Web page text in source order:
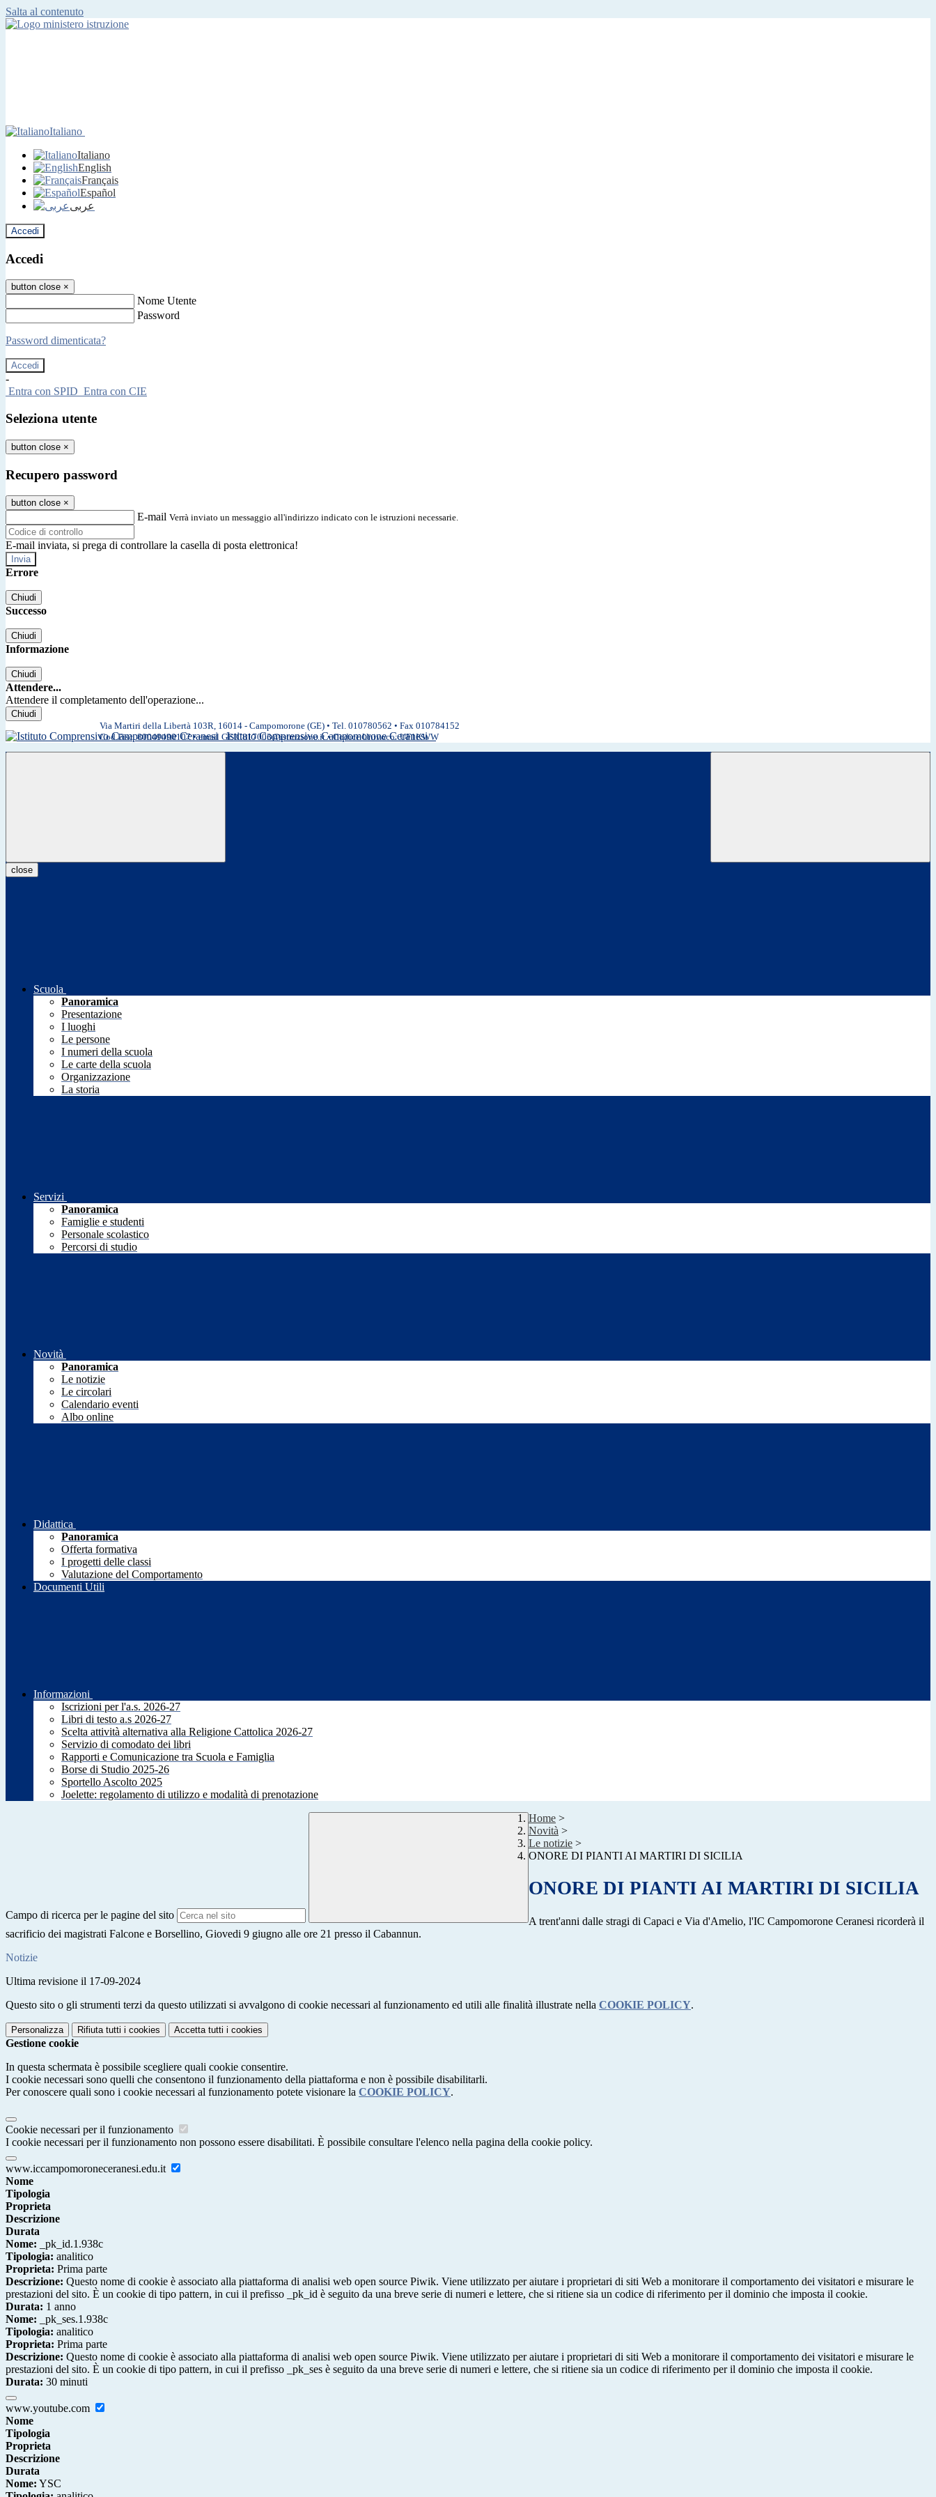
Salta al contenuto
Italiano
Italiano
English
Français
Español
عربى
Accedi
Accedi
button close ×
Nome Utente
Password
Password dimenticata?
-
Entra con SPID Entra con CIE
Seleziona utente
button close ×
Recupero password
button close ×
E-mail Verrà inviato un messaggio all'indirizzo indicato con le istruzioni necessarie.
E-mail inviata, si prega di controllare la casella di posta elettronica!
Errore
Chiudi
Successo
Chiudi
Informazione
Chiudi
Attendere...
Attendere il completamento dell'operazione...
Chiudi
Istituto Comprensivo Campomorone Ceranesi
Via Martiri della Libertà 103R, 16014 - Campomorone (GE) • Tel. 010780562 • Fax 010784152
Cod.Fisc. 80049490107 • email GEIC817003@istruzione.it • Codice Univoco: UF1KWW
close
Scuola
Panoramica
Presentazione
I luoghi
Le persone
I numeri della scuola
Le carte della scuola
Organizzazione
La storia
Servizi
Panoramica
Famiglie e studenti
Personale scolastico
Percorsi di studio
Novità
Panoramica
Le notizie
Le circolari
Calendario eventi
Albo online
Didattica
Panoramica
Offerta formativa
I progetti delle classi
Valutazione del Comportamento
Documenti Utili
Informazioni
Iscrizioni per l'a.s. 2026-27
Libri di testo a.s 2026-27
Scelta attività alternativa alla Religione Cattolica 2026-27
Servizio di comodato dei libri
Rapporti e Comunicazione tra Scuola e Famiglia
Borse di Studio 2025-26
Sportello Ascolto 2025
Joelette: regolamento di utilizzo e modalità di prenotazione
Campo di ricerca per le pagine del sito
Home >
Novità >
Le notizie >
ONORE DI PIANTI AI MARTIRI DI SICILIA
ONORE DI PIANTI AI MARTIRI DI SICILIA
A trent'anni dalle stragi di Capaci e Via d'Amelio, l'IC Campomorone Ceranesi ricorderà il
sacrificio dei magistrati Falcone e Borsellino, Giovedi 9 giugno alle ore 21 presso il Cabannun.
Notizie
Ultima revisione il 17-09-2024
Questo sito o gli strumenti terzi da questo utilizzati si avvalgono di cookie necessari al funzionamento ed utili alle finalità illustrate nella COOKIE POLICY.
Personalizza Rifiuta tutti i cookies Accetta tutti i cookies
Gestione cookie
In questa schermata è possibile scegliere quali cookie consentire.
I cookie necessari sono quelli che consentono il funzionamento della piattaforma e non è possibile disabilitarli.
Per conoscere quali sono i cookie necessari al funzionamento potete visionare la COOKIE POLICY.
Cookie necessari per il funzionamento
I cookie necessari per il funzionamento non possono essere disabilitati. È possibile consultare l'elenco nella pagina della cookie policy.
www.iccampomoroneceranesi.edu.it
Nome
Tipologia
Proprieta
Descrizione
Durata
Nome: _pk_id.1.938c
Tipologia: analitico
Proprieta: Prima parte
Descrizione: Questo nome di cookie è associato alla piattaforma di analisi web open source Piwik. Viene utilizzato per aiutare i proprietari di siti Web a monitorare il comportamento dei visitatori e misurare le
prestazioni del sito. È un cookie di tipo pattern, in cui il prefisso _pk_id è seguito da una breve serie di numeri e lettere, che si ritiene sia un codice di riferimento per il dominio che imposta il cookie.
Durata: 1 anno
Nome: _pk_ses.1.938c
Tipologia: analitico
Proprieta: Prima parte
Descrizione: Questo nome di cookie è associato alla piattaforma di analisi web open source Piwik. Viene utilizzato per aiutare i proprietari di siti Web a monitorare il comportamento dei visitatori e misurare le
prestazioni del sito. È un cookie di tipo pattern, in cui il prefisso _pk_ses è seguito da una breve serie di numeri e lettere, che si ritiene sia un codice di riferimento per il dominio che imposta il cookie.
Durata: 30 minuti
www.youtube.com
Nome
Tipologia
Proprieta
Descrizione
Durata
Nome: YSC